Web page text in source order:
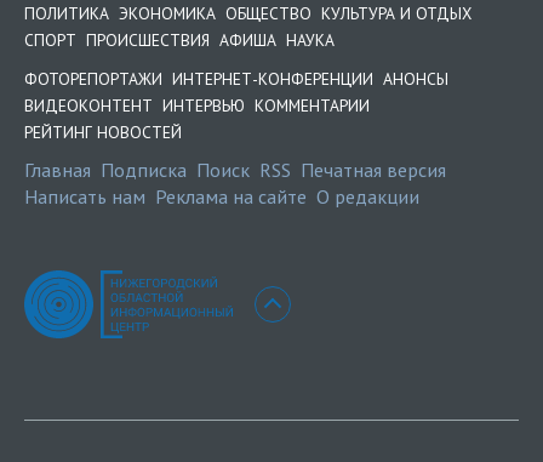
ПОЛИТИКА ЭКОНОМИКА ОБЩЕСТВО КУЛЬТУРА И ОТДЫХ
СПОРТ ПРОИСШЕСТВИЯ АФИША НАУКА
ФОТОРЕПОРТАЖИ ИНТЕРНЕТ-КОНФЕРЕНЦИИ АНОНСЫ
ВИДЕОКОНТЕНТ ИНТЕРВЬЮ КОММЕНТАРИИ
РЕЙТИНГ НОВОСТЕЙ
Главная Подписка Поиск RSS Печатная версия
Написать нам Реклама на сайте О редакции